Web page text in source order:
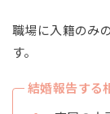
職場に入籍のみ
す。
結婚報告する